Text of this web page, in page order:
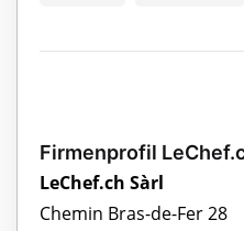
Firmenprofil
LeChef.ch Sàrl
Chemin Bras-de-Fer 28